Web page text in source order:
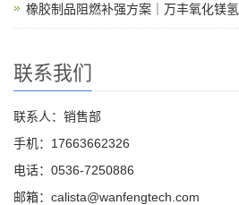
橡胶制品阻燃补强方案｜万丰氧化镁氢
联系我们
联系人：销售部
手机：17663662326
电话：0536-7250886
邮箱：calista@wanfengtech.com